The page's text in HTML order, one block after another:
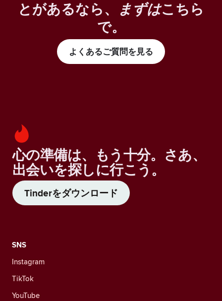
とがあるなら、
まずはこちら
で。
よくあるご質問を見る
心の準備は、もう十分。さあ、
出会いを探しに行こう。
Tinderをダウンロード
SNS
Instagram
TikTok
YouTube